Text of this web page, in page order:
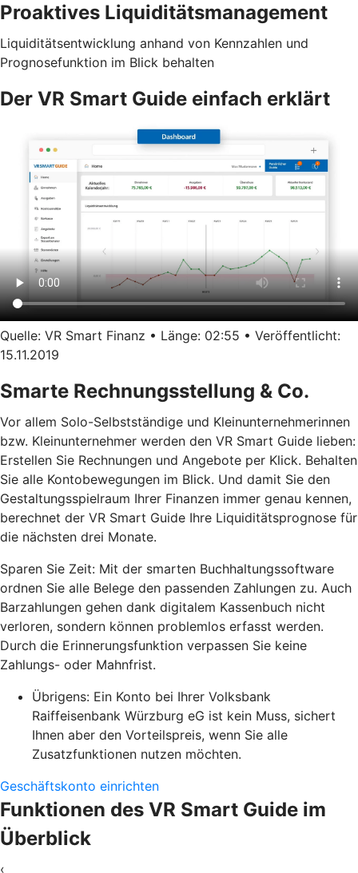
Proaktives Liquiditätsmanagement
Liquiditätsentwicklung anhand von Kennzahlen und
Prognosefunktion im Blick behalten
Der VR Smart Guide einfach erklärt
Quelle: VR Smart Finanz • Länge: 02:55 • Veröffentlicht:
15.11.2019
Smarte Rechnungsstellung & Co.
Vor allem Solo-Selbstständige und Kleinunternehmerinnen
bzw. Kleinunternehmer werden den VR Smart Guide lieben:
Erstellen Sie Rechnungen und Angebote per Klick. Behalten
Sie alle Kontobewegungen im Blick. Und damit Sie den
Gestaltungsspielraum Ihrer Finanzen immer genau kennen,
berechnet der VR Smart Guide Ihre Liquiditätsprognose für
die nächsten drei Monate.
Sparen Sie Zeit: Mit der smarten Buchhaltungssoftware
ordnen Sie alle Belege den passenden Zahlungen zu. Auch
Barzahlungen gehen dank digitalem Kassenbuch nicht
verloren, sondern können problemlos erfasst werden.
Durch die Erinnerungsfunktion verpassen Sie keine
Zahlungs- oder Mahnfrist.
Übrigens: Ein Konto bei Ihrer Volksbank
Raiffeisenbank Würzburg eG ist kein Muss, sichert
Ihnen aber den Vorteilspreis, wenn Sie alle
Zusatzfunktionen nutzen möchten.
Geschäftskonto einrichten
Funktionen des VR Smart Guide im
Überblick
‹